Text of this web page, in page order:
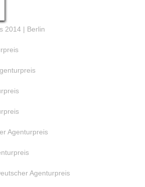
2014 | Berlin
Agenturpreis
Agenturpreis